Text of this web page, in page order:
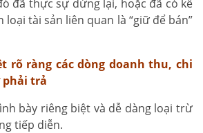
đã thực sự dừng lại, hoặc đã có kế
loại tài sản liên quan là “giữ để bán”
rõ ràng các dòng doanh thu, chi
phải trả
bày riêng biệt và dễ dàng loại trừ
tiếp diễn.